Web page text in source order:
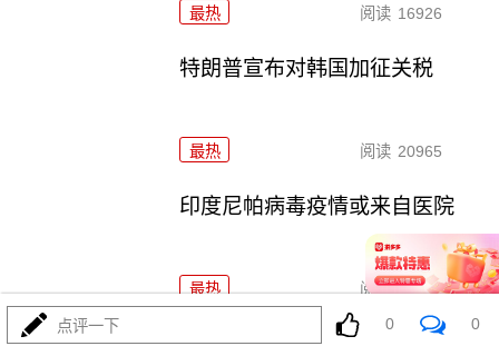
最热 阅读 16926
特朗普宣布对韩国加征关税
最热 阅读 20965
印度尼帕病毒疫情或来自医院
最热 阅读 23215
中方重申：日本根本没有资格要
点评一下 0 0